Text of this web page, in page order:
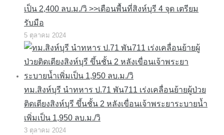
เป็น 2,400 ลบ.ม./วิ >>เตือนพื้นที่สิงห์บุรี 4 จุด เตรียม
รับมือ
5 ตุลาคม 2024
ทม.สิงห์บุรี นำทหาร ป.71 พัน711 เร่งเคลื่อนย้ายผู้ป่วย
ติดเตียงสิงห์บุรี ขึ้นชั้น 2 หลังเขื่อนเจ้าพระยาระบายน้ำ
เพิ่มเป็น 1,950 ลบ.ม./วิ
3 ตุลาคม 2024